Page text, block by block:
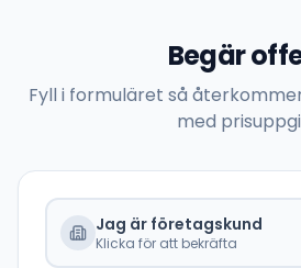
Begär
Fyll i formuläret så
med
Jag är företagskund
Klicka för att bekräfta